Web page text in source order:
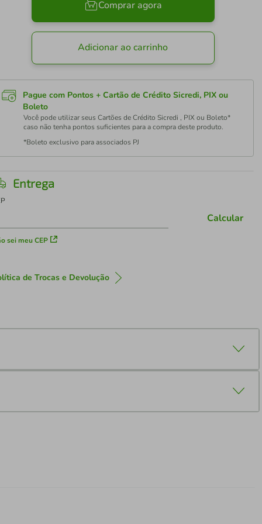
Comprar agora
Adicionar ao carrinho
Pague com Pontos + Cartão de Crédito Sicredi, PIX ou
Boleto
Você pode utilizar seus Cartões de Crédito Sicredi , PIX ou Boleto*
caso não tenha pontos suficientes para a compra deste produto.
*Boleto exclusivo para associados PJ
Entrega
sei meu CEP
Calcular
de Trocas e Devolução